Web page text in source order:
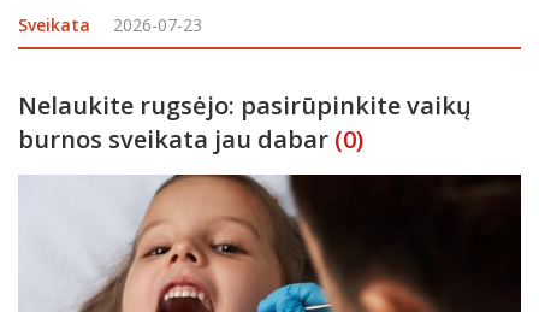
odos sudirgimus, riboti tam tikras fizines veiklas, aprangos
pasirinkimus ar net neigiamai paveikti be
Sveikata 2026-07-23
Nelaukite rugsėjo: pasirūpinkite vaikų
burnos sveikata jau dabar (0)